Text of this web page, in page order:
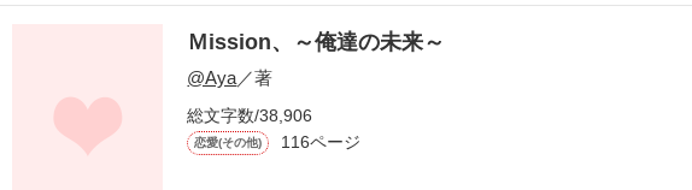
Ｍission、～俺達の未来～
@Aya／著
総文字数/38,906
恋愛(その他) 116ページ